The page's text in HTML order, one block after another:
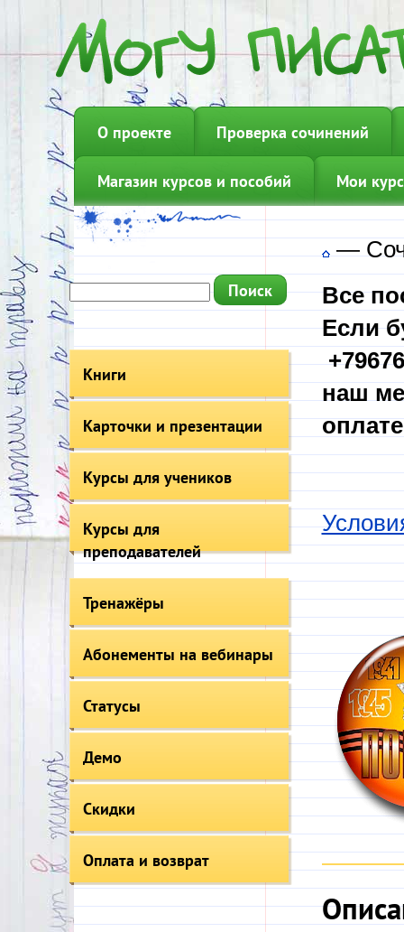
О проекте Проверка сочинений
Магазин курсов и пособий Мои
Книги
Карточки и презентации
Курсы для учеников
Курсы для
преподавателей
Тренажёры
Абонементы на вебинары
Статусы
Демо
Скидки
Оплата и возврат
—
Все
Если
наш